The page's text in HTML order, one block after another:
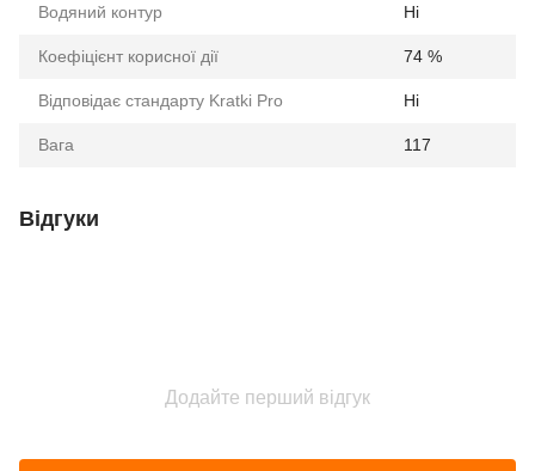
Водяний контур Ні
Коефіцієнт корисної дії 74 %
Відповідає стандарту Kratki Pro Ні
Вага 117
Відгуки
Додайте перший відгук